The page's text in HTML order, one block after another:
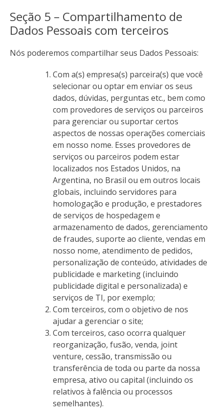
Seção 5 – Compartilhamento de
Dados Pessoais com terceiros
Nós poderemos compartilhar seus Dados Pessoais:
Com a(s) empresa(s) parceira(s) que você
selecionar ou optar em enviar os seus
dados, dúvidas, perguntas etc., bem como
com provedores de serviços ou parceiros
para gerenciar ou suportar certos
aspectos de nossas operações comerciais
em nosso nome. Esses provedores de
serviços ou parceiros podem estar
localizados nos Estados Unidos, na
Argentina, no Brasil ou em outros locais
globais, incluindo servidores para
homologação e produção, e prestadores
de serviços de hospedagem e
armazenamento de dados, gerenciamento
de fraudes, suporte ao cliente, vendas em
nosso nome, atendimento de pedidos,
personalização de conteúdo, atividades de
publicidade e marketing (incluindo
publicidade digital e personalizada) e
serviços de TI, por exemplo;
Com terceiros, com o objetivo de nos
ajudar a gerenciar o site;
Com terceiros, caso ocorra qualquer
reorganização, fusão, venda, joint
venture, cessão, transmissão ou
transferência de toda ou parte da nossa
empresa, ativo ou capital (incluindo os
relativos à falência ou processos
semelhantes).